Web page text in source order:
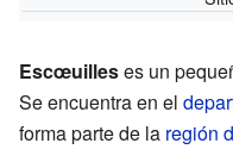
Escœuilleses un
Se encuentra en el
forma parte de la región